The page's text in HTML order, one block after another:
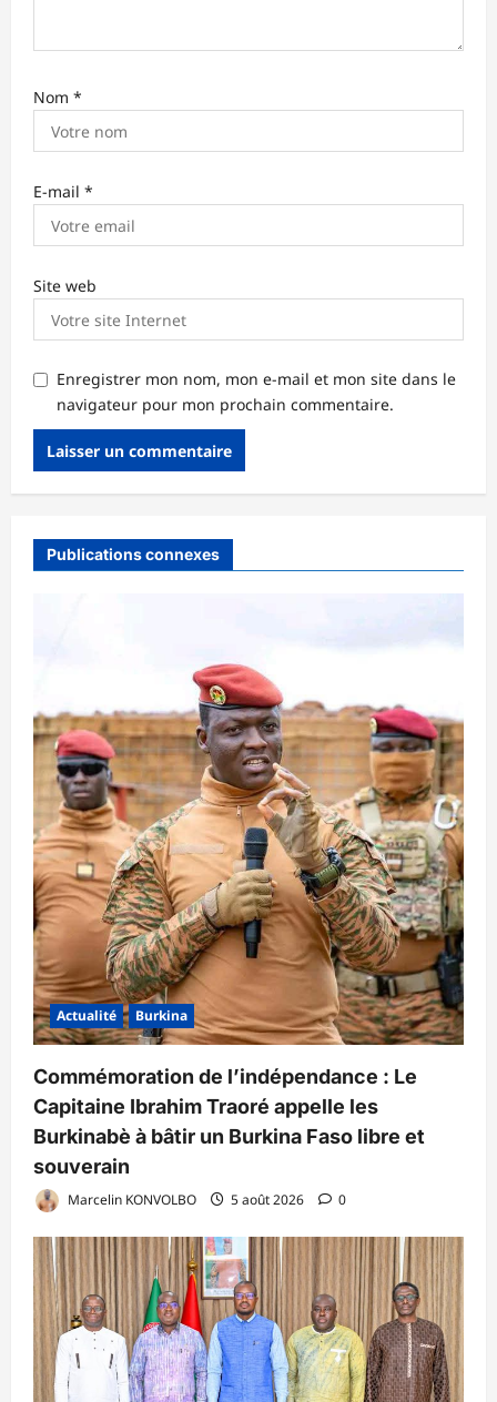
Nom *
E-mail *
Site web
Enregistrer mon nom, mon e-mail et mon site dans le
navigateur pour mon prochain commentaire.
Publications connexes
Actualité Burkina
Commémoration de l’indépendance : Le
Capitaine Ibrahim Traoré appelle les
Burkinabè à bâtir un Burkina Faso libre et
souverain
Marcelin KONVOLBO 5 août 2026 0